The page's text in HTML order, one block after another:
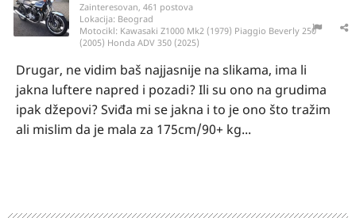
Zainteresovan, 461 postova
Lokacija: Beograd
Motocikl: Kawasaki Z1000 Mk2 (1979) Piaggio Beverly 250
(2005) Honda ADV 350 (2025)
Drugar, ne vidim baš najjasnije na slikama, ima li
jakna luftere napred i pozadi? Ili su ono na grudima
ipak džepovi? Sviđa mi se jakna i to je ono što tražim
ali mislim da je mala za 175cm/90+ kg...